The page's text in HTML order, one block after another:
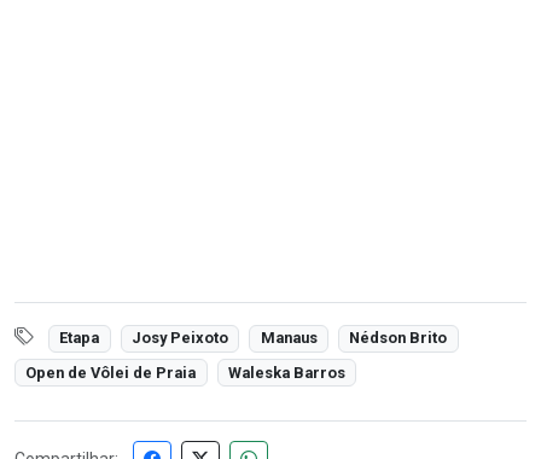
Etapa Josy Peixoto Manaus
Nédson Brito
Open de Vôlei de Praia
Waleska Barros